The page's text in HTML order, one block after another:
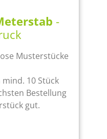
-
Musterstücke
10 Stück
Bestellung
gut.